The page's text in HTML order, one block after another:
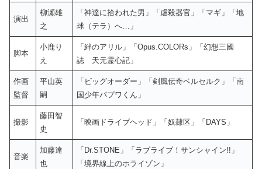
演出
柳瀬雄
之
「神達に拾われた男」「虐殺器官」「マギ」「地
球（テラ）へ…」
脚本
小鹿り
え
「絆のアリル」「Opus.COLORs」「幻想三國
誌 天元霊心記」
作画
監督
平山英
嗣
「ビッグオーダー」「剣風伝奇ベルセルク」「南
国少年パプワくん」
撮影
藤田智
史
「映画ドライブヘッド」「奴隷区」「DAYS」
音楽
加藤達
也
「Dr.STONE」「ラブライブ！サンシャイン!!」
「境界線上のホライゾン」